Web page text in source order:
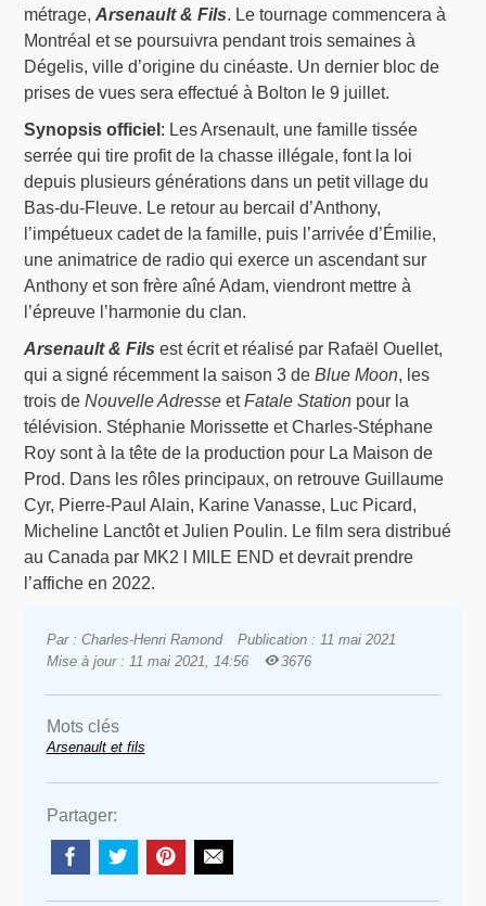
métrage,Arsenault & Fils. Le tournage commencera à
Montréal et se poursuivra pendant trois semaines à
Dégelis, ville d’origine du cinéaste. Un dernier bloc de
prises de vues sera effectué à Bolton le 9 juillet.
Synopsis officiel : Les Arsenault, une famille tissée
serrée qui tire profit de la chasse illégale, font la loi
depuis plusieurs générations dans un petit village du
Bas-du-Fleuve. Le retour au bercail d’Anthony,
l’impétueux cadet de la famille, puis l’arrivée d’Émilie,
une animatrice de radio qui exerce un ascendant sur
Anthony et son frère aîné Adam, viendront mettre à
l’épreuve l’harmonie du clan.
Arsenault & Fils est écrit et réalisé par Rafaël Ouellet,
qui a signé récemment la saison 3 deBlue Moon, les
trois deNouvelle Adresse etFatale Station pour la
télévision. Stéphanie Morissette et Charles-Stéphane
Roy sont à la tête de la production pour La Maison de
Prod. Dans les rôles principaux, on retrouve Guillaume
Cyr, Pierre-Paul Alain, Karine Vanasse, Luc Picard,
Micheline Lanctôt et Julien Poulin. Le film sera distribué
au Canada par MK2 l MILE END et devrait prendre
l’affiche en 2022.
Par : Charles-Henri Ramond
Publication : 11 mai 2021
Mise à jour : 11 mai 2021, 14:56
3676
Mots clés
Arsenault et fils
Partager: